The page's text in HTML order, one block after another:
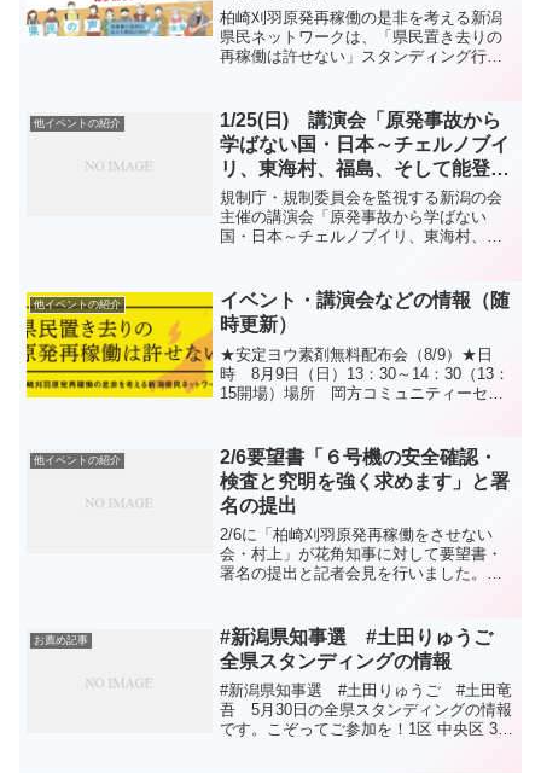
柏崎刈羽原発再稼働の是非を考える新潟
県民ネットワークは、「県民置き去りの
再稼働は許せない」スタンディング行動
しょう。 スタンディング呼びかけチ
ラシダウンロードして呼び...
他イベントの紹介
1/25(日) 講演会「原発事故から
学ばない国・日本～チェルノブイ
リ、東海村、福島、そして能登の
取材から」
規制庁・規制委員会を監視する新潟の会
主催の講演会「原発事故から学ばない
国・日本～チェルノブイリ、東海村、福
15:30会場：クロスパルにいがた 4階映
像ホール新潟市中...
他イベントの紹介
イベント・講演会などの情報（随
時更新）
★安定ヨウ素剤無料配布会（8/9）★日
時 8月9日（日）13：30～14：30（13：
15開場）場所 岡方コミュニティーセン
ます対象 県内在住者（40才以下優先）
※...
他イベントの紹介
2/6要望書「６号機の安全確認・
検査と究明を強く求めます」と署
名の提出
2/6に「柏崎刈羽原発再稼働をさせない
会・村上」が花角知事に対して要望書・
署名の提出と記者会見を行いました。以
県政記者クラブ会見室内容：要望書提出
「６号機の安全...
お薦め記事
#新潟県知事選 #土田りゅうご
全県スタンディングの情報
#新潟県知事選 #土田りゅうご #土田竜
吾 5月30日の全県スタンディングの情報
です。こぞってご参加を！1区 中央区 30